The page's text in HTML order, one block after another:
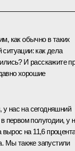
как обычно в таких
как дела
И расскажите
хорошие
нас на сегодняшний
первом полугодии, у
на 11,6
Мы также запустили